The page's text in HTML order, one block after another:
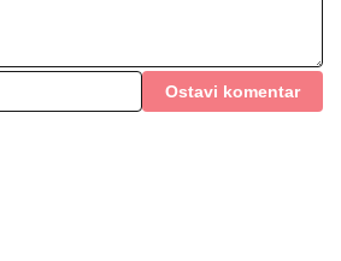
Ostavi komentar